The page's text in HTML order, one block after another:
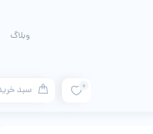
وبلاگ
0 سبد